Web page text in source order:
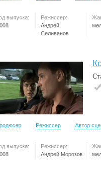
выпуска:
Режиссер:
Андрей
Селиванов
Режиссер Автор
выпуска:
Режиссер:
Андрей Морозов